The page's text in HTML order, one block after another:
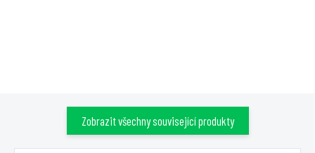
Zobrazit všechny související produkty